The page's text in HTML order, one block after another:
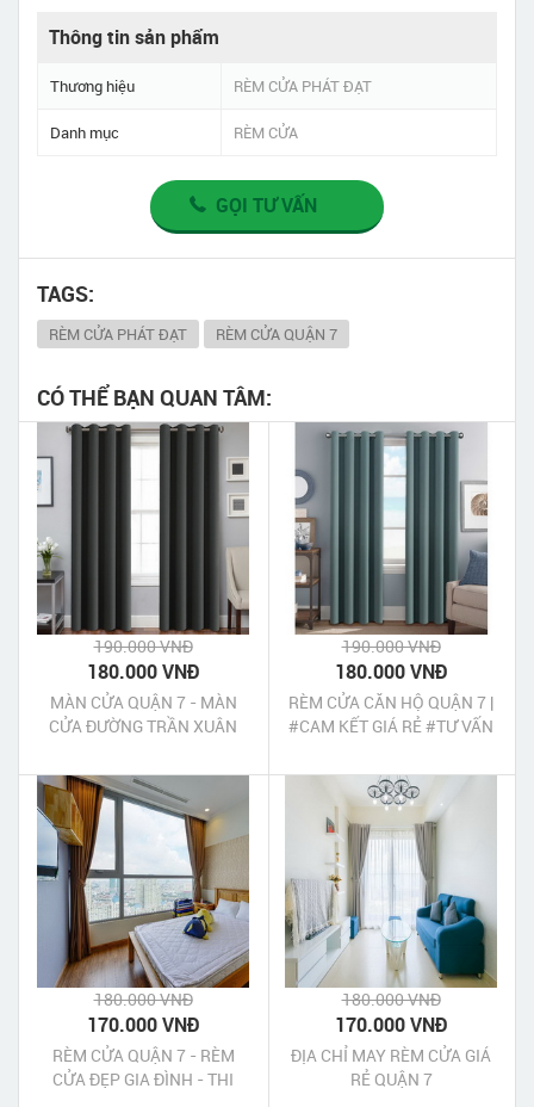
Thông tin sản phẩm
Thương hiệu RÈM CỬA PHÁT ĐẠT
Danh mục RÈM CỬA
GỌI TƯ VẤN
TAGS:
RÈM CỬA PHÁT ĐẠT RÈM CỬA QUẬN 7
CÓ THỂ BẠN QUAN TÂM:
190.000 VNĐ
180.000 VNĐ
MÀN CỬA QUẬN 7 - MÀN
CỬA ĐƯỜNG TRẦN XUÂN
190.000 VNĐ
180.000 VNĐ
RÈM CỬA CĂN HỘ QUẬN 7 |
#CAM KẾT GIÁ RẺ #TƯ VẤN
180.000 VNĐ
170.000 VNĐ
RÈM CỬA QUẬN 7 - RÈM
CỬA ĐẸP GIA ĐÌNH - THI
180.000 VNĐ
170.000 VNĐ
ĐỊA CHỈ MAY RÈM CỬA GIÁ
RẺ QUẬN 7